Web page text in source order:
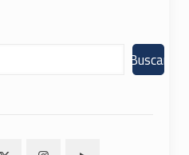
Buscar